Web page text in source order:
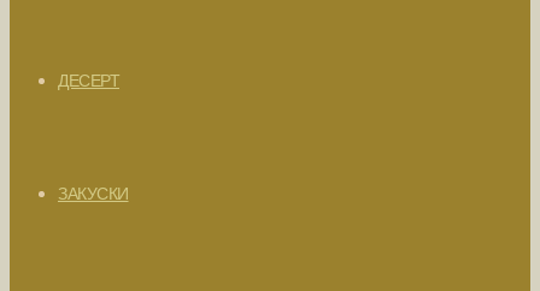
ДЕСЕРТ
ЗАКУСКИ